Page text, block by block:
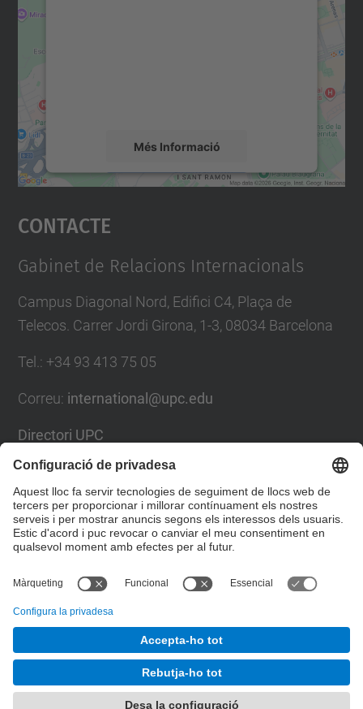
Més Informació
Accepta
powered by
Contacte
Gabinet de Relacions Internacionals
Campus Diagonal Nord, Edifici C4, Plaça de
Telecos. Carrer Jordi Girona, 1-3, 08034 Barcelona
Tel. : +34 93 413 75 05
Correu: international@upc.edu
Directori UPC
Formulari de contacte i bústia de suggeriments
Llista Xarxes Socials
Gabinet de Relacions Internacionals
Desenvolupat amb